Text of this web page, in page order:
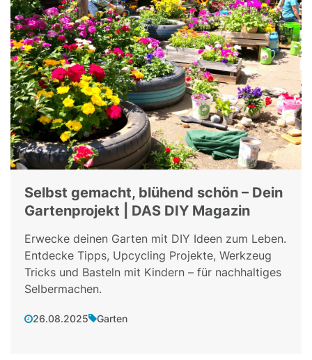
Selbst gemacht, blühend schön – Dein
Gartenprojekt | DAS DIY Magazin
Erwecke deinen Garten mit DIY Ideen zum Leben.
Entdecke Tipps, Upcycling Projekte, Werkzeug
Tricks und Basteln mit Kindern – für nachhaltiges
Selbermachen.
26.08.2025 Garten